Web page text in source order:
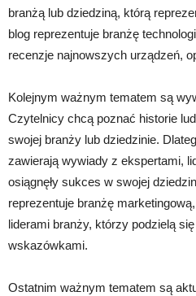
branżą lub dziedziną, którą
blog reprezentuje branżę
recenzje najnowszych urządzeń,
Kolejnym ważnym tematem są
Czytelnicy chcą poznać historie
swojej branży lub dziedzinie.
zawierają wywiady z ekspertami,
osiągnęły sukces w swojej
reprezentuje branżę
liderami branży, którzy podzielą
wskazówkami.
Ostatnim ważnym tematem są